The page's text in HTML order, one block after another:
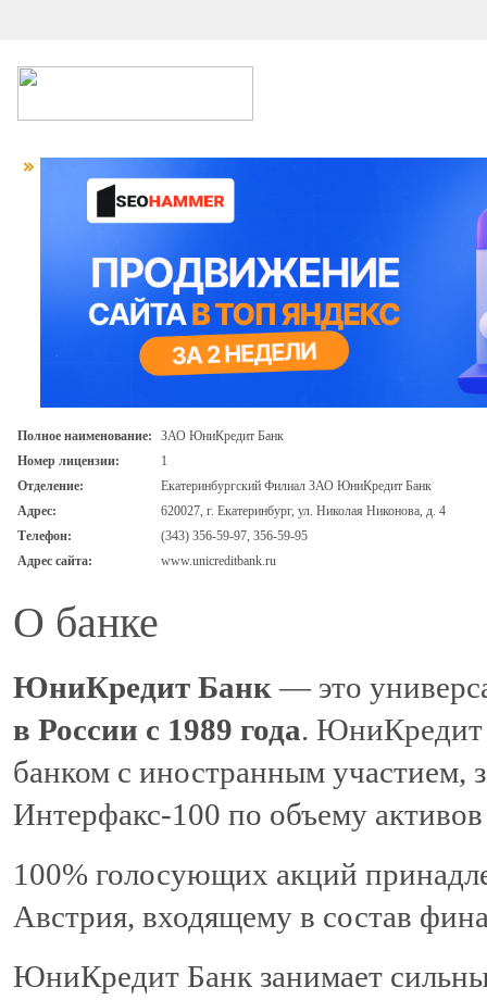
Полное наименование:
ЗАО ЮниКредит Банк
Номер лицензии:
1
Отделение:
Екатеринбургский Филиал ЗАО ЮниКредит Банк
Адрес:
620027, г. Екатеринбург, ул. Николая Никонова, д. 4
Телефон:
(343) 356-59-97, 356-59-95
Адрес сайта:
www.unicreditbank.ru
О банке
ЮниКредит Банк — это
в России с 1989 года. ЮниКредит
банком с иностранным участием,
Интерфакс-100 по объему активов
100% голосующих акций
Австрия, входящему в состав
ЮниКредит Банк занимает